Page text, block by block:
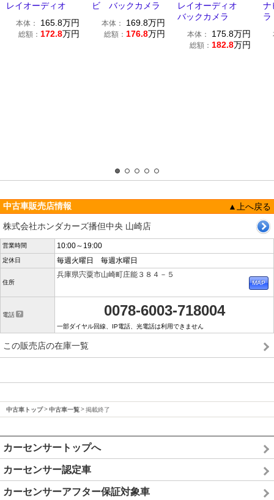
レイオーディオ
本体： 165.8万円
総額： 172.8万円
ビ バックカメラ
本体： 169.8万円
総額： 176.8万円
レイオーディオ
バックカメラ
本体： 175.8万円
総額： 182.8万円
ナ
ラ
中古車販売店情報
▲上へ戻る
株式会社ホンダカーズ播但中央 山崎店
営業時間 10:00～19:00
定休日 毎週火曜日 毎週水曜日
住所
兵庫県宍粟市山崎町庄能３８４－５
電話 0078-6003-718004
一部ダイヤル回線、IP電話、光電話は利用できません
この販売店の在庫一覧
中古車トップ 中古車一覧 掲載終了
カーセンサートップへ
カーセンサー認定車
カーセンサーアフター保証対象車